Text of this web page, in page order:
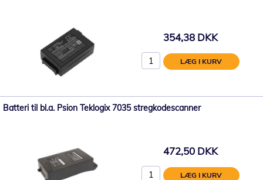
354,38 DKK
LÆG I KURV
Batteri til bl.a. Psion Teklogix 7035 stregkodescanner
472,50 DKK
LÆG I KURV